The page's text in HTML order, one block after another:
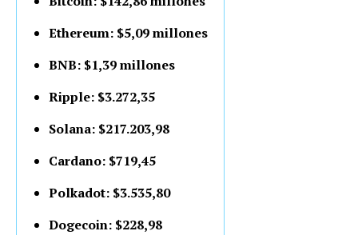
Ethereum: $5,09 millones
BNB: $1,39 millones
Ripple: $3.272,35
Solana: $217.203,98
Cardano: $719,45
Polkadot: $3.535,80
Dogecoin: $228,98